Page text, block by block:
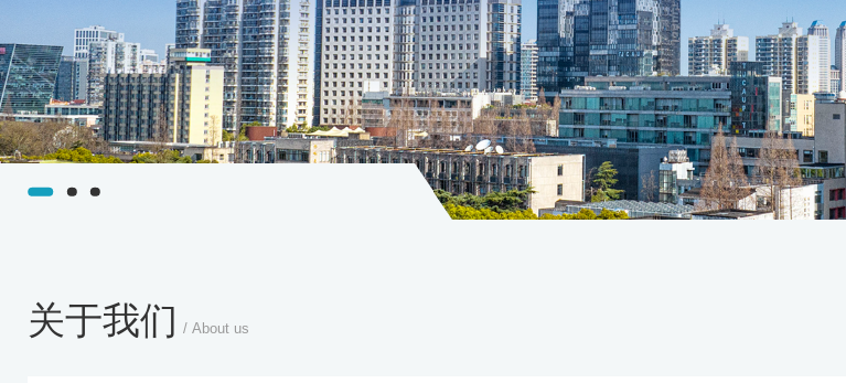
关于我们 / About us